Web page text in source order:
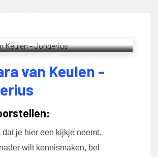
van Keulen -
dat je hier een kijkje neemt.
wilt kennismaken, bel